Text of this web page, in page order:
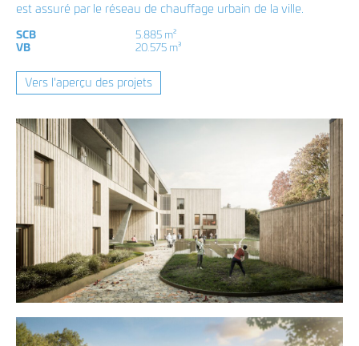
est assuré par le réseau de chauffage urbain de la ville.
SCB
VB
5.885 m²
20.575 m³
Vers l'aperçu des projets